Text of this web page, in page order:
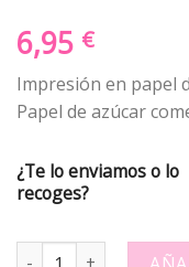
6,95 €
Impresión en papel
Papel de azúcar
¿Te lo enviamos o lo
recoges?
Papel de azucar -